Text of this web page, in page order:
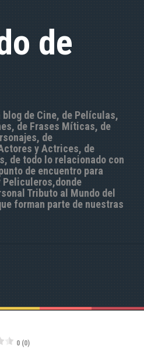
de
blog de Cine, de Películas,
de Frases Míticas, de
de
y Actrices, de
de todo lo relacionado con
de encuentro para
Tributo al Mundo del
forman parte de nuestras
0 (0)